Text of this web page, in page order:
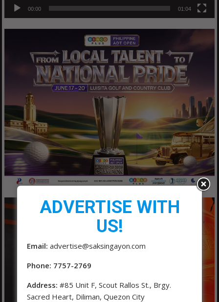
00:00 01:04
ADVERTISE WITH
US!
Email: advertise@saksingayon.com
Phone: 7757-2769
Address: #85 Unit F, Scout Rallos St., Brgy.
Sacred Heart, Diliman, Quezon City